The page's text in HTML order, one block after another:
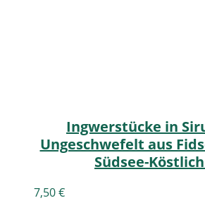
Ingwerstücke in
Ungeschwefelt aus
Südsee-
7,50€